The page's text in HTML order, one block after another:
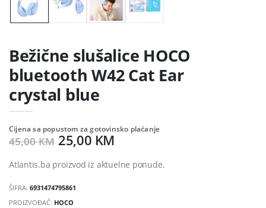
Bežične slušalice HOCO
bluetooth W42 Cat Ear
crystal blue
Cijena sa popustom za gotovinsko plaćanje
45,00 KM 25,00 KM
Atlantis.ba proizvod iz aktuelne ponude.
ŠIFRA:6931474795861
PROIZVOĐAČ: HOCO